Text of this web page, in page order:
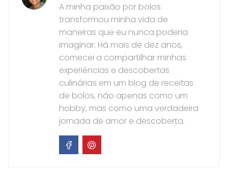
A minha paixão por bolos
transformou minha vida de
maneiras que eu nunca poderia
imaginar. Há mais de dez anos,
comecei a compartilhar minhas
experiências e descobertas
culinárias em um blog de receitas
de bolos, não apenas como um
hobby, mas como uma verdadeira
jornada de amor e descoberta.